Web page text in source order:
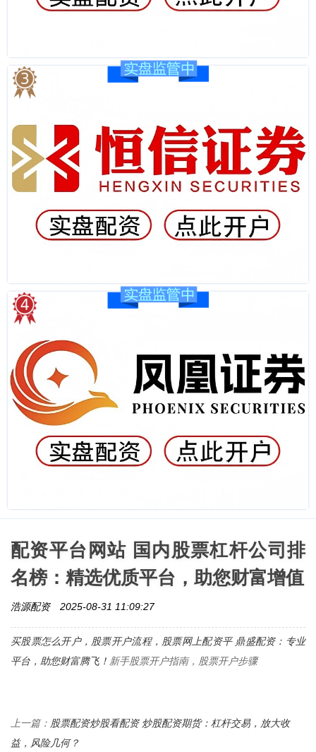
配资平台网站 国内股票杠杆公司排
名榜：精选优质平台，助您财富增值
浩源配资 2025-08-31 11:09:27
买股票怎么开户，股票开户流程， 股票网上配资平 鼎盛配资：专业
平台，助您财富腾飞！ 新手股票开户指南，股票开户步骤
上一篇： 股票配资炒股看配资 炒股配资期货：杠杆交易，放大收
益，风险几何？